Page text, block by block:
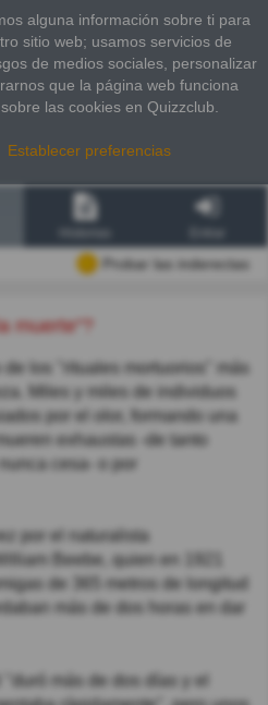
alguna información sobre ti para
sitio web; usamos servicios de
de medios sociales, personalizar
que la página web funciona
sobre las cookies en Quizzclub.
Establecer preferencias
Probar las inderectas
muerte"?
de los "rituales mortuorios" más
Miles y miles de individuos
por el olor, formando una
exhaustas -de tanto
cesa- o por
por el naturalista
Beebe, quien en 1921
de 365 metros de longitud
más de dos horas en dar
más de dos días y el